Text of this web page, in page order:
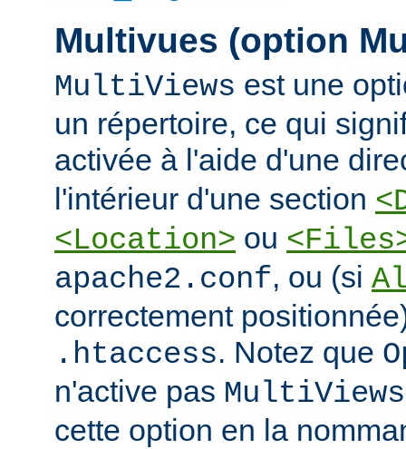
Multivues (option
MultiViews est une
un répertoire, ce qui
activée à l'aide d'une
l'intérieur d'une section
<Location> ou
apache2.conf, ou (si
correctement
.htaccess. Notez que
n'active pas MultiViews
cette option en la